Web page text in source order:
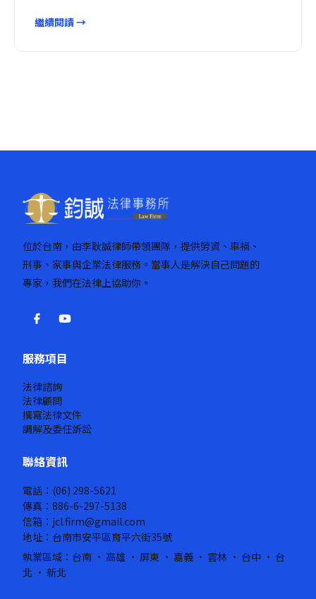
繼續閱讀 →
位於台南，由李耿誠律師帶領團隊，提供勞資、車禍、
刑事、家事與企業法律服務。當事人是解決自己問題的
專家，我們在法律上協助你。
服務項目
法律諮詢
法律顧問
撰寫法律文件
調解及委任訴訟
聯絡資訊
電話：(06) 298-5621
傳真：886-6-297-5138
信箱：jcl.firm@gmail.com
地址：台南市安平區育平六街35號
執業區域：台南 · 高雄 · 屏東 · 嘉義 · 雲林 · 台中 · 台
北 · 新北